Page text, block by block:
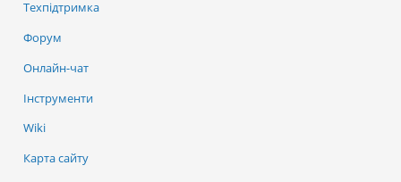
Техпідтримка
Форум
Онлайн-чат
Інструменти
Wiki
Карта сайту